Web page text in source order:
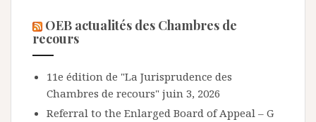
OEB actualités des Chambres de
recours
11e édition de "La Jurisprudence des
Chambres de recours" juin 3, 2026
Referral to the Enlarged Board of Appeal – G